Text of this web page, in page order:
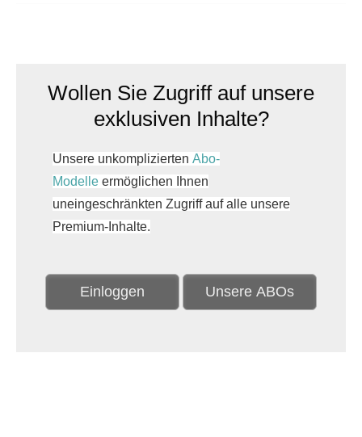
Wollen Sie Zugriff auf unsere
exklusiven Inhalte?
Unsere unkomplizierten Abo-
Modelle ermöglichen Ihnen
uneingeschränkten Zugriff auf alle unsere
Premium-Inhalte.
Einloggen Unsere ABOs